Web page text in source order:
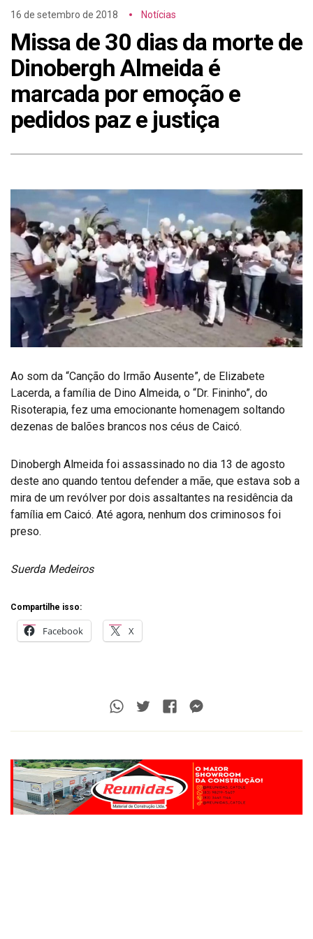
16 de setembro de 2018 Notícias
Missa de 30 dias da morte de
Dinobergh Almeida é
marcada por emoção e
pedidos paz e justiça
Ao som da “Canção do Irmão Ausente”, de Elizabete
Lacerda, a família de Dino Almeida, o “Dr. Fininho”, do
Risoterapia, fez uma emocionante homenagem soltando
dezenas de balões brancos nos céus de Caicó.
Dinobergh Almeida foi assassinado no dia 13 de agosto
deste ano quando tentou defender a mãe, que estava sob a
mira de um revólver por dois assaltantes na residência da
família em Caicó. Até agora, nenhum dos criminosos foi
preso.
Suerda Medeiros
Compartilhe isso:
Facebook X
Whatsapp
TwitterFacebook